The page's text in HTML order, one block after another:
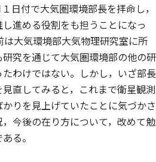
日付で大気圏環境部長を拝命し，
進める役割をも担うことになっ
大気環境部大気物理研究室に所
究を通じて大気圏環境部の他の研
わけではない。しかし，いざ部長
直してみると，これまで衛星観測
りを見上げていたことに気づかさ
今後の在り方について，改めて勉
る。